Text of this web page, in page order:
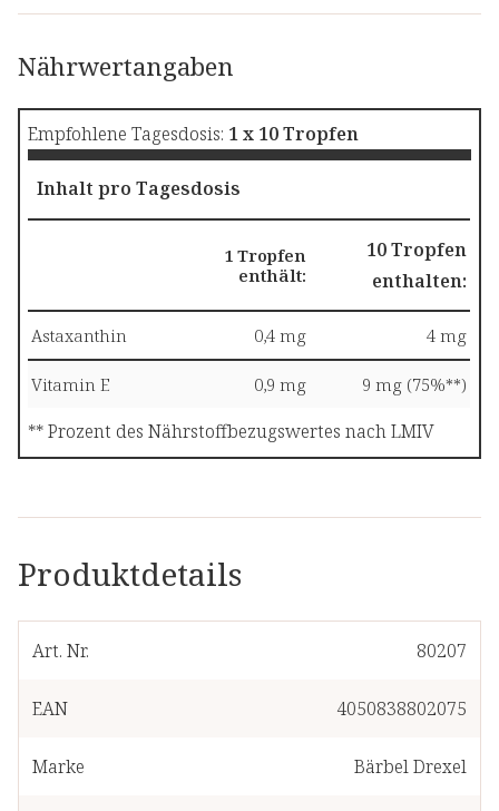
Produktdetails
Art. Nr. 80207
EAN 4050838802075
Marke Bärbel Drexel
Nährwertangaben
Empfohlene Tagesdosis: 1 x 10 Tropfen
Inhalt pro Tagesdosis
1 Tropfen
enthält:
10 Tropfen
enthalten:
Astaxanthin 0,4 mg 4 mg
Vitamin E 0,9 mg 9 mg (75%**)
** Prozent des Nährstoffbezugswertes nach LMIV